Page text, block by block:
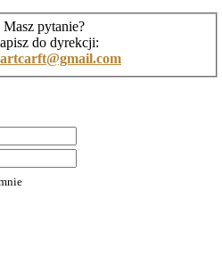
Masz pytanie?
do dyrekcji: